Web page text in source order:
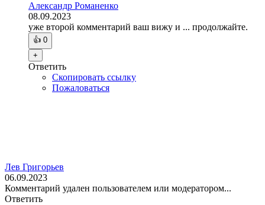
Александр Романенко
08.09.2023
уже второй комментарий ваш вижу и ... продолжайте.
👍 0
+
Ответить
Скопировать ссылку
Пожаловаться
Лев Григорьев
06.09.2023
Комментарий удален пользователем или модератором...
Ответить